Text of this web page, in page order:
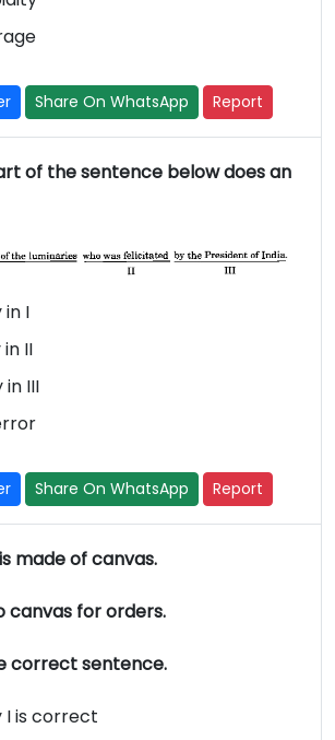
Share On WhatsApp Report
of the sentence below does an
in I
in II
in III
Share On WhatsApp Report
made of canvas.
canvas for orders.
correct sentence.
I is correct